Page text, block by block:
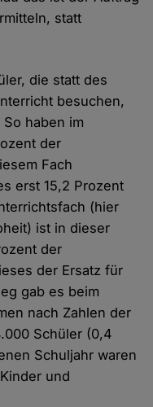
statt
die statt des
besuchen,
haben im
der
Fach
erst 15,2 Prozent
(hier
ist in dieser
der
der Ersatz für
gab es beim
nach Zahlen der
Schüler (0,4
Schuljahr waren
und